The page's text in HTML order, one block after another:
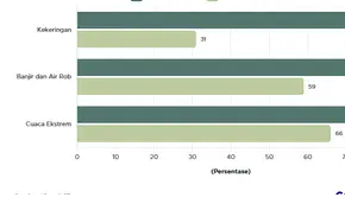
Metodologi Survei
Pelaksanaan survei bersifat independen
sampel representatif pemberi kerja dari
swasta. Survei Kuartal III 2026 ini
40.592 pemberi kerja di 42 negara. Proses